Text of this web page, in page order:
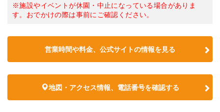
※施設やイベントが休園・中止になっている場合がありま
す。おでかけの際は事前にご確認ください。
営業時間や料金、公式サイトの情報を見る
地図・アクセス情報、電話番号を確認する